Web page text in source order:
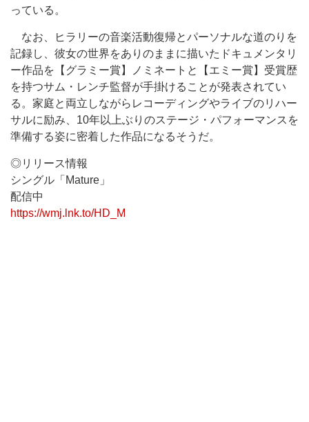
っている。
なお、ヒラリーの音楽活動復帰とパーソナルな道のりを
記録し、彼女の世界をありのままに描いたドキュメンタリ
ー作品を【グラミー賞】ノミネートと【エミー賞】受賞歴
を持つサム・レンチ監督が手掛けることが発表されてい
る。家庭と両立しながらレコーディングやライブのリハー
サルに励み、10年以上ぶりのステージ・パフォーマンスを
準備する姿に密着した作品になるそうだ。
◎リリース情報
シングル「Mature」
配信中
https://wmj.lnk.to/HD_M